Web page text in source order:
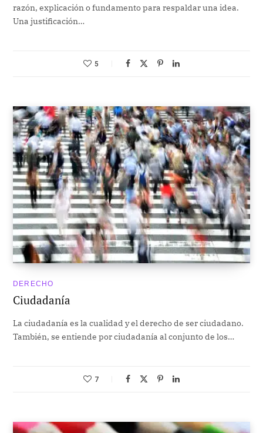
razón, explicación o fundamento para respaldar una idea.
Una justificación…
5
DERECHO
Ciudadanía
La ciudadanía es la cualidad y el derecho de ser ciudadano.
También, se entiende por ciudadanía al conjunto de los…
7